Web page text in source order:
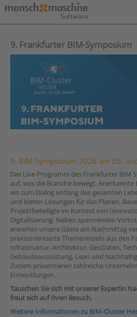
9. Frankfurter BIM-Symposium
9. BIM-Symposium 2026 am 05.
Das Live-Programm des Frankfurter BIM
auf, was die Branche bewegt.
ein zum Dialog entlang des gesamten
und bieten Lösungen für das Planen,
Projektbeteiligte im Kontext von
Digitalisierung. Neben spannenden
erwarten unsere Gäste am Nachmittag
praxisorientierte Themeninseln aus den
Infrastruktur, Architektur, GeoDaten,
Gebäudeausrüstung, Lean und
Zudem präsentieren zahlreiche
Entwicklungen.
Tauschen Sie sich mit unserer Expertin
freut sich auf Ihren Besuch.
Weitere Informationen zu BIM-Cluster